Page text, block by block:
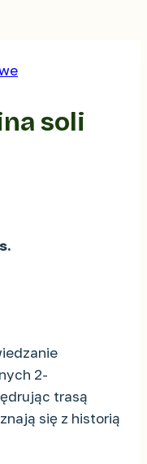
soli
2-
trasą
się z historią